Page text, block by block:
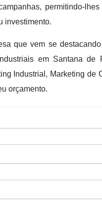
permitindo-
investimento.
que vem se
em Santana de
Industrial, Marketing
orçamento.